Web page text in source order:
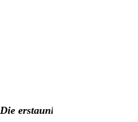
Die erstaunliche Wirkung von